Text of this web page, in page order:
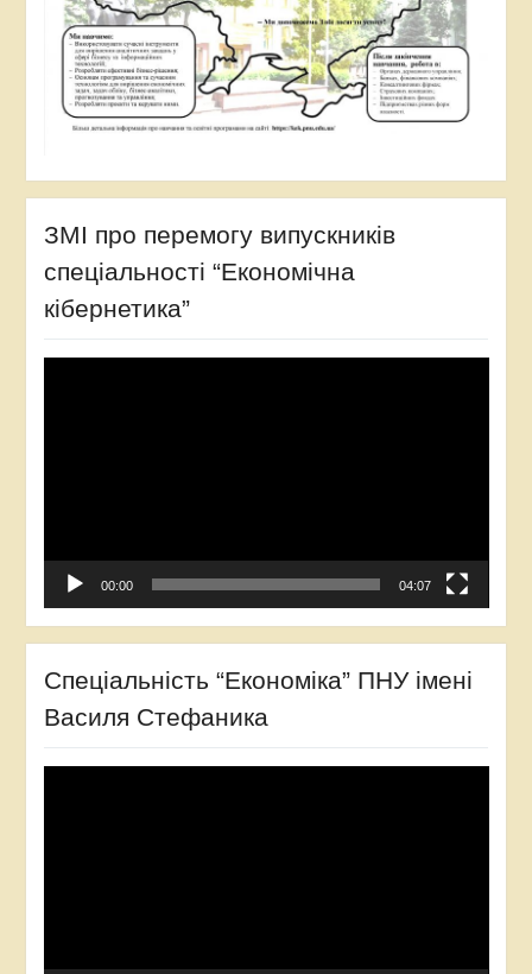
ЗМІ про перемогу випускників
спеціальності “Економічна
кібернетика”
00:00 04:07
Спеціальність “Економіка” ПНУ імені
Василя Стефаника